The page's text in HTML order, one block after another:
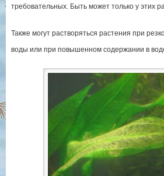
требовательных. Быть может только у этих
Также могут растворяться растения при
воды или при повышенном содержании в